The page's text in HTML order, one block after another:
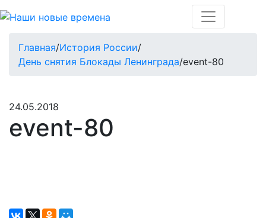
Главная/История России/
День снятия Блокады Ленинграда/event-80
24.05.2018
event-80